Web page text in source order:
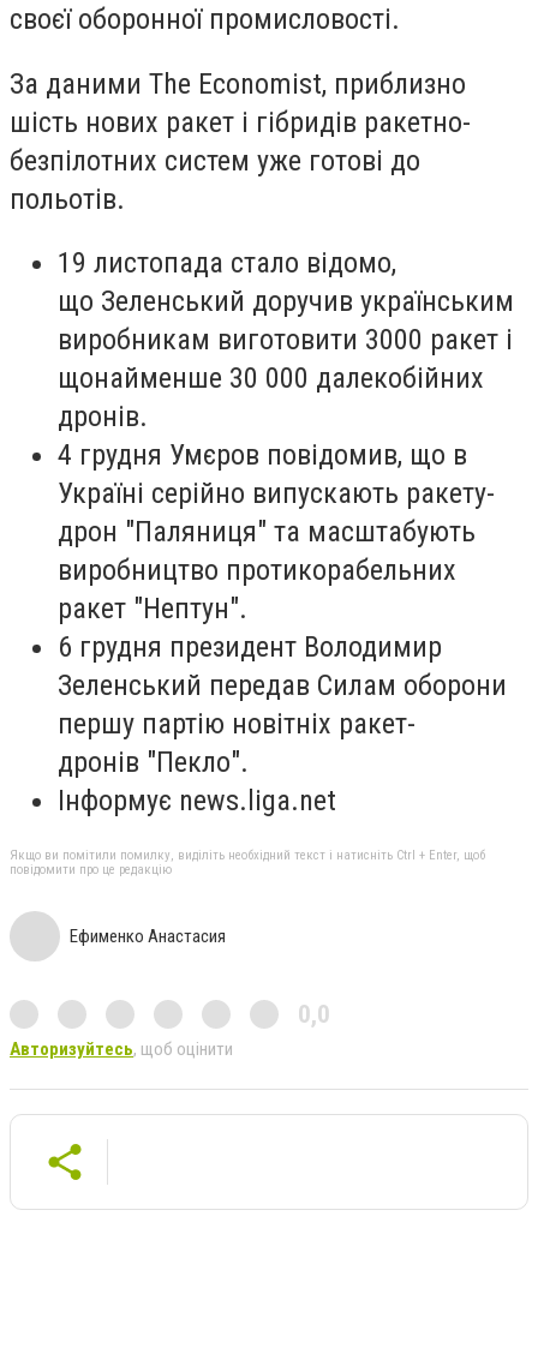
своєї оборонної промисловості.
За даними The Economist, приблизно
шість нових ракет і гібридів ракетно-
безпілотних систем уже готові до
польотів.
19 листопада стало відомо,
що Зеленський доручив українським
виробникам виготовити 3000 ракет і
щонайменше 30 000 далекобійних
дронів.
4 грудня Умєров повідомив, що в
Україні серійно випускають ракету-
дрон "Паляниця" та масштабують
виробництво протикорабельних
ракет "Нептун".
6 грудня президент Володимир
Зеленський передав Силам оборони
першу партію новітніх ракет-
дронів "Пекло".
Інформує news.liga.net
Якщо ви помітили помилку, виділіть необхідний текст і натисніть Ctrl + Enter, щоб
повідомити про це редакцію
Ефименко Анастасия
0,0
Авторизуйтесь, щоб оцінити